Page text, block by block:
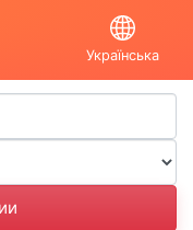
Українська